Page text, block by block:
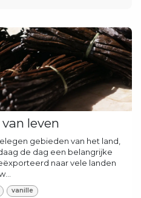
leven
gebieden van het land,
de dag een belangrijke
naar vele landen
vanille